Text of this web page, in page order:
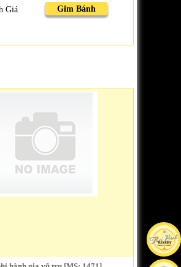
Giá
Gim Bánh